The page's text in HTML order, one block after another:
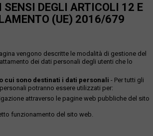
SENSI DEGLI ARTICOLI 12 E
(UE) 2016/679
vengono descritte le modalità di gestione del
dei dati personali degli utenti che lo
cui sono destinati i dati personali - Per tutti gli
potranno essere utilizzati per:
attraverso le pagine web pubbliche del sito
funzionamento del sito web.